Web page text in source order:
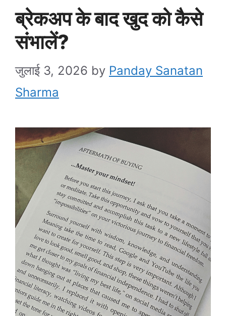
ब्रेकअप के बाद खुद को कैसे
संभालें?
जुलाई 3, 2026 by Panday Sanatan
Sharma